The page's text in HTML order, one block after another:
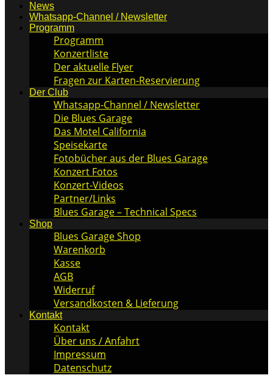
News
Whatsapp-Channel / Newsletter
Programm
Programm
Konzertliste
Der aktuelle Flyer
Fragen zur Karten-Reservierung
Der Club
Whatsapp-Channel / Newsletter
Die Blues Garage
Das Motel California
Speisekarte
Fotobücher aus der Blues Garage
Konzert Fotos
Konzert-Videos
Partner/Links
Blues Garage – Technical Specs
Shop
Blues Garage Shop
Warenkorb
Kasse
AGB
Widerruf
Versandkosten & Lieferung
Kontakt
Kontakt
Über uns / Anfahrt
Impressum
Datenschutz